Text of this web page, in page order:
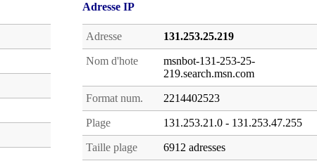
Adresse IP
Adresse 131.253.25.219
Nom d'hote
msnbot-131-253-25-
219.search.msn.com
Format num. 2214402523
Plage 131.253.21.0 - 131.253.47.255
Taille plage 6912 adresses